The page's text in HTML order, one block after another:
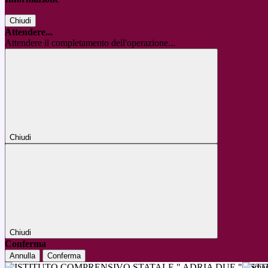
Chiudi
Attendere...
Attendere il completamento dell'operazione...
Chiudi
Chiudi
Conferma
Annulla Conferma